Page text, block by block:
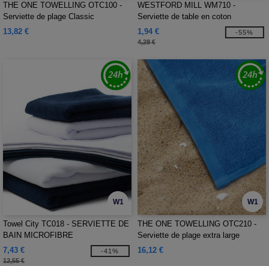
THE ONE TOWELLING OTC100 -
Serviette de plage Classic
13,82 €
WESTFORD MILL WM710 -
Serviette de table en coton
organique
1,94 €
4,28 €
-55%
W1
Towel City TC018 - SERVIETTE DE
BAIN MICROFIBRE
7,43 €
12,55 €
-41%
W1
THE ONE TOWELLING OTC210 -
Serviette de plage extra large
Classic
16,12 €